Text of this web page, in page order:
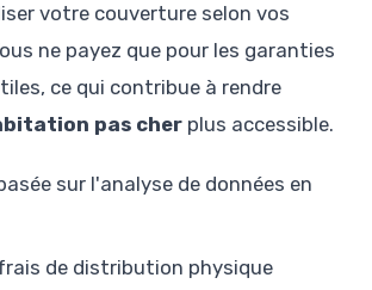
votre couverture selon vos
ne payez que pour les garanties
ce qui contribue à rendre
pas cher plus accessible.
sur l'analyse de données en
de distribution physique